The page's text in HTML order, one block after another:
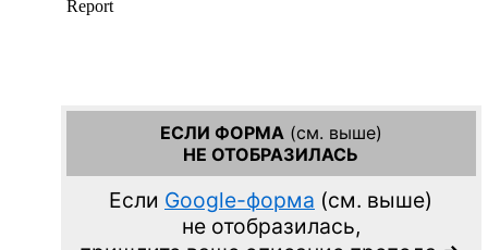
ЕСЛИ ФОРМА (см. выше)
НЕ ОТОБРАЗИЛАСЬ
Если Google-форма (см. выше)
не отобразилась,